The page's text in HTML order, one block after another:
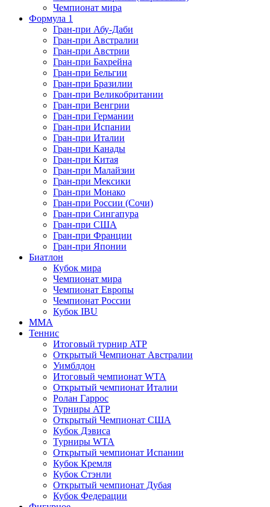
Чемпионат мира
Формула 1
Гран-при Абу-Даби
Гран-при Австралии
Гран-при Австрии
Гран-при Бахрейна
Гран-при Бельгии
Гран-при Бразилии
Гран-при Великобритании
Гран-при Венгрии
Гран-при Германии
Гран-при Испании
Гран-при Италии
Гран-при Канады
Гран-при Китая
Гран-при Малайзии
Гран-при Мексики
Гран-при Монако
Гран-при России (Сочи)
Гран-при Сингапура
Гран-при США
Гран-при Франции
Гран-при Японии
Биатлон
Кубок мира
Чемпионат мира
Чемпионат Европы
Чемпионат России
Кубок IBU
MMA
Теннис
Итоговый турнир ATP
Открытый Чемпионат Австралии
Уимблдон
Итоговый чемпионат WTA
Открытый чемпионат Италии
Ролан Гаррос
Турниры ATP
Открытый Чемпионат США
Кубок Дэвиса
Турниры WTA
Открытый чемпионат Испании
Кубок Кремля
Кубок Стэнли
Открытый чемпионат Дубая
Кубок Федерации